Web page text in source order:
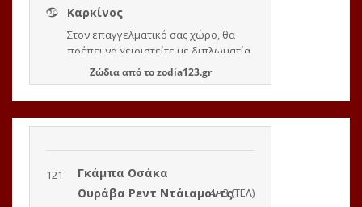
Ζώδιααπό τοzodia123.gr